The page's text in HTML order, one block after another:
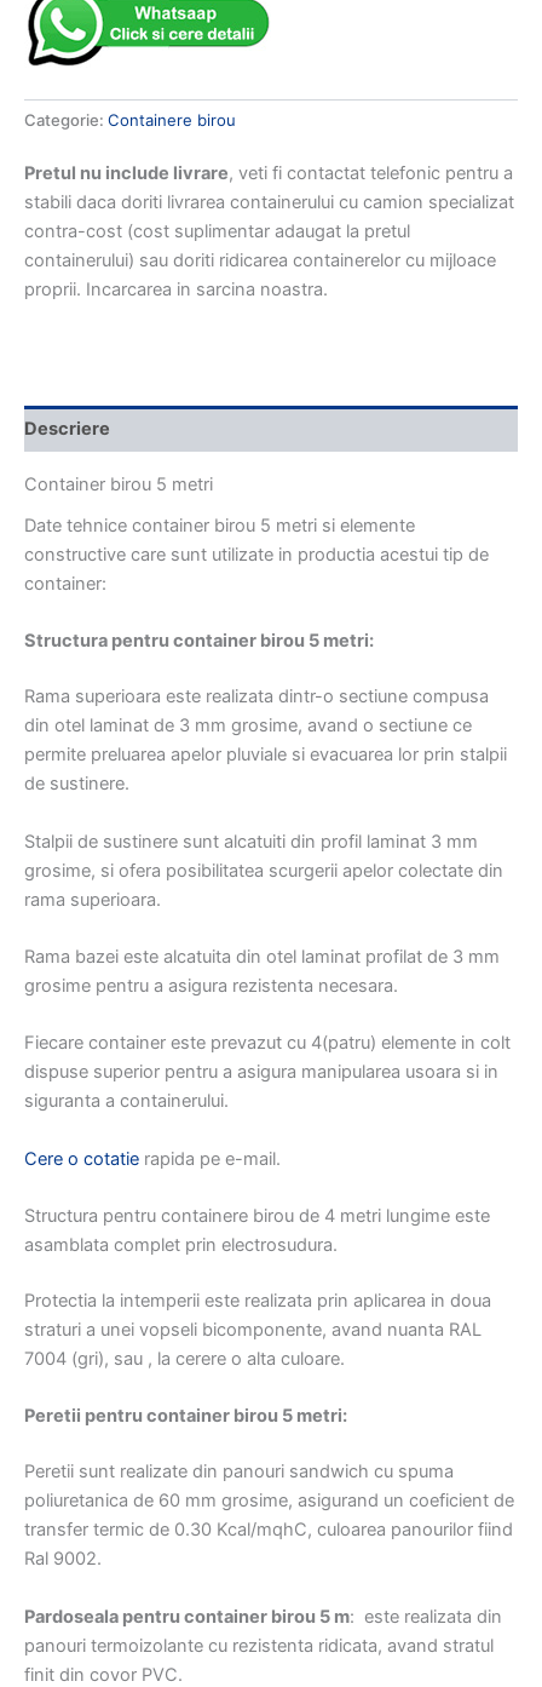
metri
Categorie: Containere birou
Pretul nu include livrare, veti fi contactat telefonic pentru a
stabili daca doriti livrarea containerului cu camion specializat
contra-cost (cost suplimentar adaugat la pretul
containerului) sau doriti ridicarea containerelor cu mijloace
proprii. Incarcarea in sarcina noastra.
Descriere
Container birou 5 metri
Date tehnice container birou 5 metri si elemente
constructive care sunt utilizate in productia acestui tip de
container:
Structura pentru container birou 5 metri:
Rama superioara este realizata dintr-o sectiune compusa
din otel laminat de 3 mm grosime, avand o sectiune ce
permite preluarea apelor pluviale si evacuarea lor prin stalpii
de sustinere.
Stalpii de sustinere sunt alcatuiti din profil laminat 3 mm
grosime, si ofera posibilitatea scurgerii apelor colectate din
rama superioara.
Rama bazei este alcatuita din otel laminat profilat de 3 mm
grosime pentru a asigura rezistenta necesara.
Fiecare container este prevazut cu 4(patru) elemente in colt
dispuse superior pentru a asigura manipularea usoara si in
siguranta a containerului.
Cere o cotatie rapida pe e-mail.
Structura pentru containere birou de 4 metri lungime este
asamblata complet prin electrosudura.
Protectia la intemperii este realizata prin aplicarea in doua
straturi a unei vopseli bicomponente, avand nuanta RAL
7004 (gri), sau , la cerere o alta culoare.
Peretii pentru container birou 5 metri:
Peretii sunt realizate din panouri sandwich cu spuma
poliuretanica de 60 mm grosime, asigurand un coeficient de
transfer termic de 0.30 Kcal/mqhC, culoarea panourilor fiind
Ral 9002.
Pardoseala pentru container birou 5 m: este realizata din
panouri termoizolante cu rezistenta ridicata, avand stratul
finit din covor PVC.